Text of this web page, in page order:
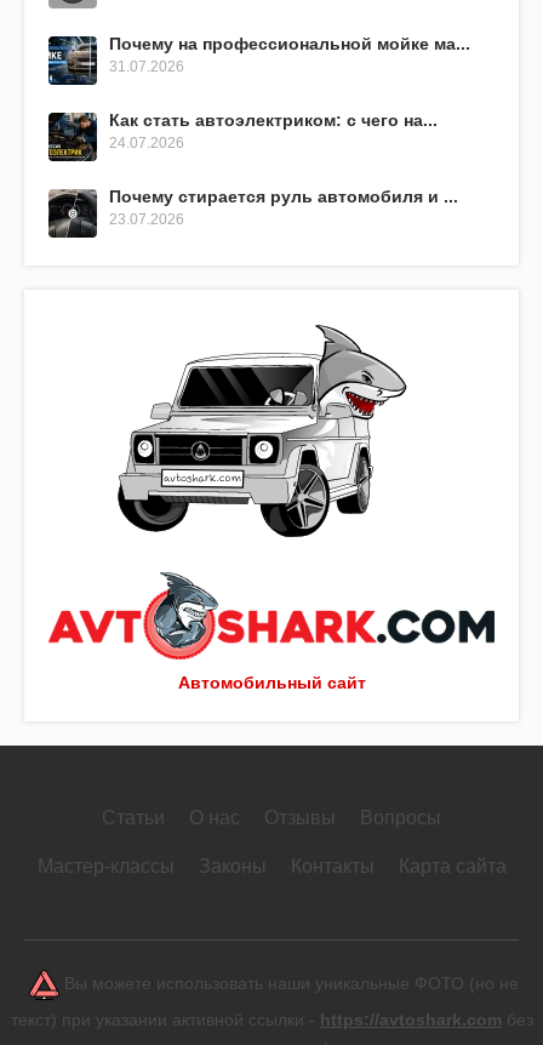
Автомобильный сайт
Почему на профессиональной мойке ма...
31.07.2026
Как стать автоэлектриком: с чего на...
24.07.2026
Почему стирается руль автомобиля и ...
23.07.2026
Статьи О нас Отзывы Вопросы
Мастер-классы Законы Контакты Карта сайта
Вы можете использовать наши уникальные ФОТО (но не
текст) при указании активной ссылки - https://avtoshark.com без